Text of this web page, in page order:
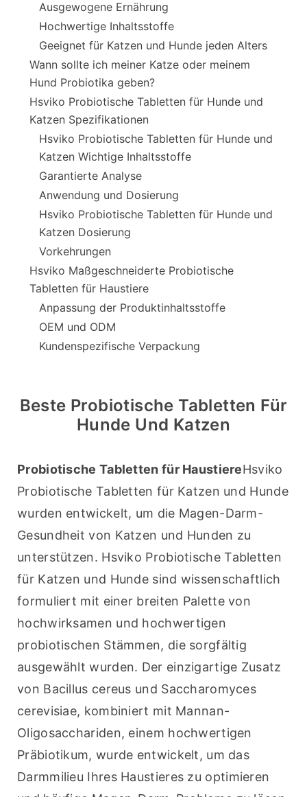
Ausgewogene Ernährung
Hochwertige Inhaltsstoffe
Geeignet für Katzen und Hunde jeden Alters
Wann sollte ich meiner Katze oder meinem
Hund Probiotika geben?
Hsviko Probiotische Tabletten für Hunde und
Katzen Spezifikationen
Hsviko Probiotische Tabletten für Hunde und
Katzen Wichtige Inhaltsstoffe
Garantierte Analyse
Anwendung und Dosierung
Hsviko Probiotische Tabletten für Hunde und
Katzen Dosierung
Vorkehrungen
Hsviko Maßgeschneiderte Probiotische
Tabletten für Haustiere
Anpassung der Produktinhaltsstoffe
OEM und ODM
Kundenspezifische Verpackung
Beste Probiotische Tabletten Für
Hunde Und Katzen
Probiotische Tabletten für HaustiereHsviko
Probiotische Tabletten für Katzen und Hunde
wurden entwickelt, um die Magen-Darm-
Gesundheit von Katzen und Hunden zu
unterstützen. Hsviko Probiotische Tabletten
für Katzen und Hunde sind wissenschaftlich
formuliert mit einer breiten Palette von
hochwirksamen und hochwertigen
probiotischen Stämmen, die sorgfältig
ausgewählt wurden. Der einzigartige Zusatz
von Bacillus cereus und Saccharomyces
cerevisiae, kombiniert mit Mannan-
Oligosacchariden, einem hochwertigen
Präbiotikum, wurde entwickelt, um das
Darmmilieu Ihres Haustieres zu optimieren